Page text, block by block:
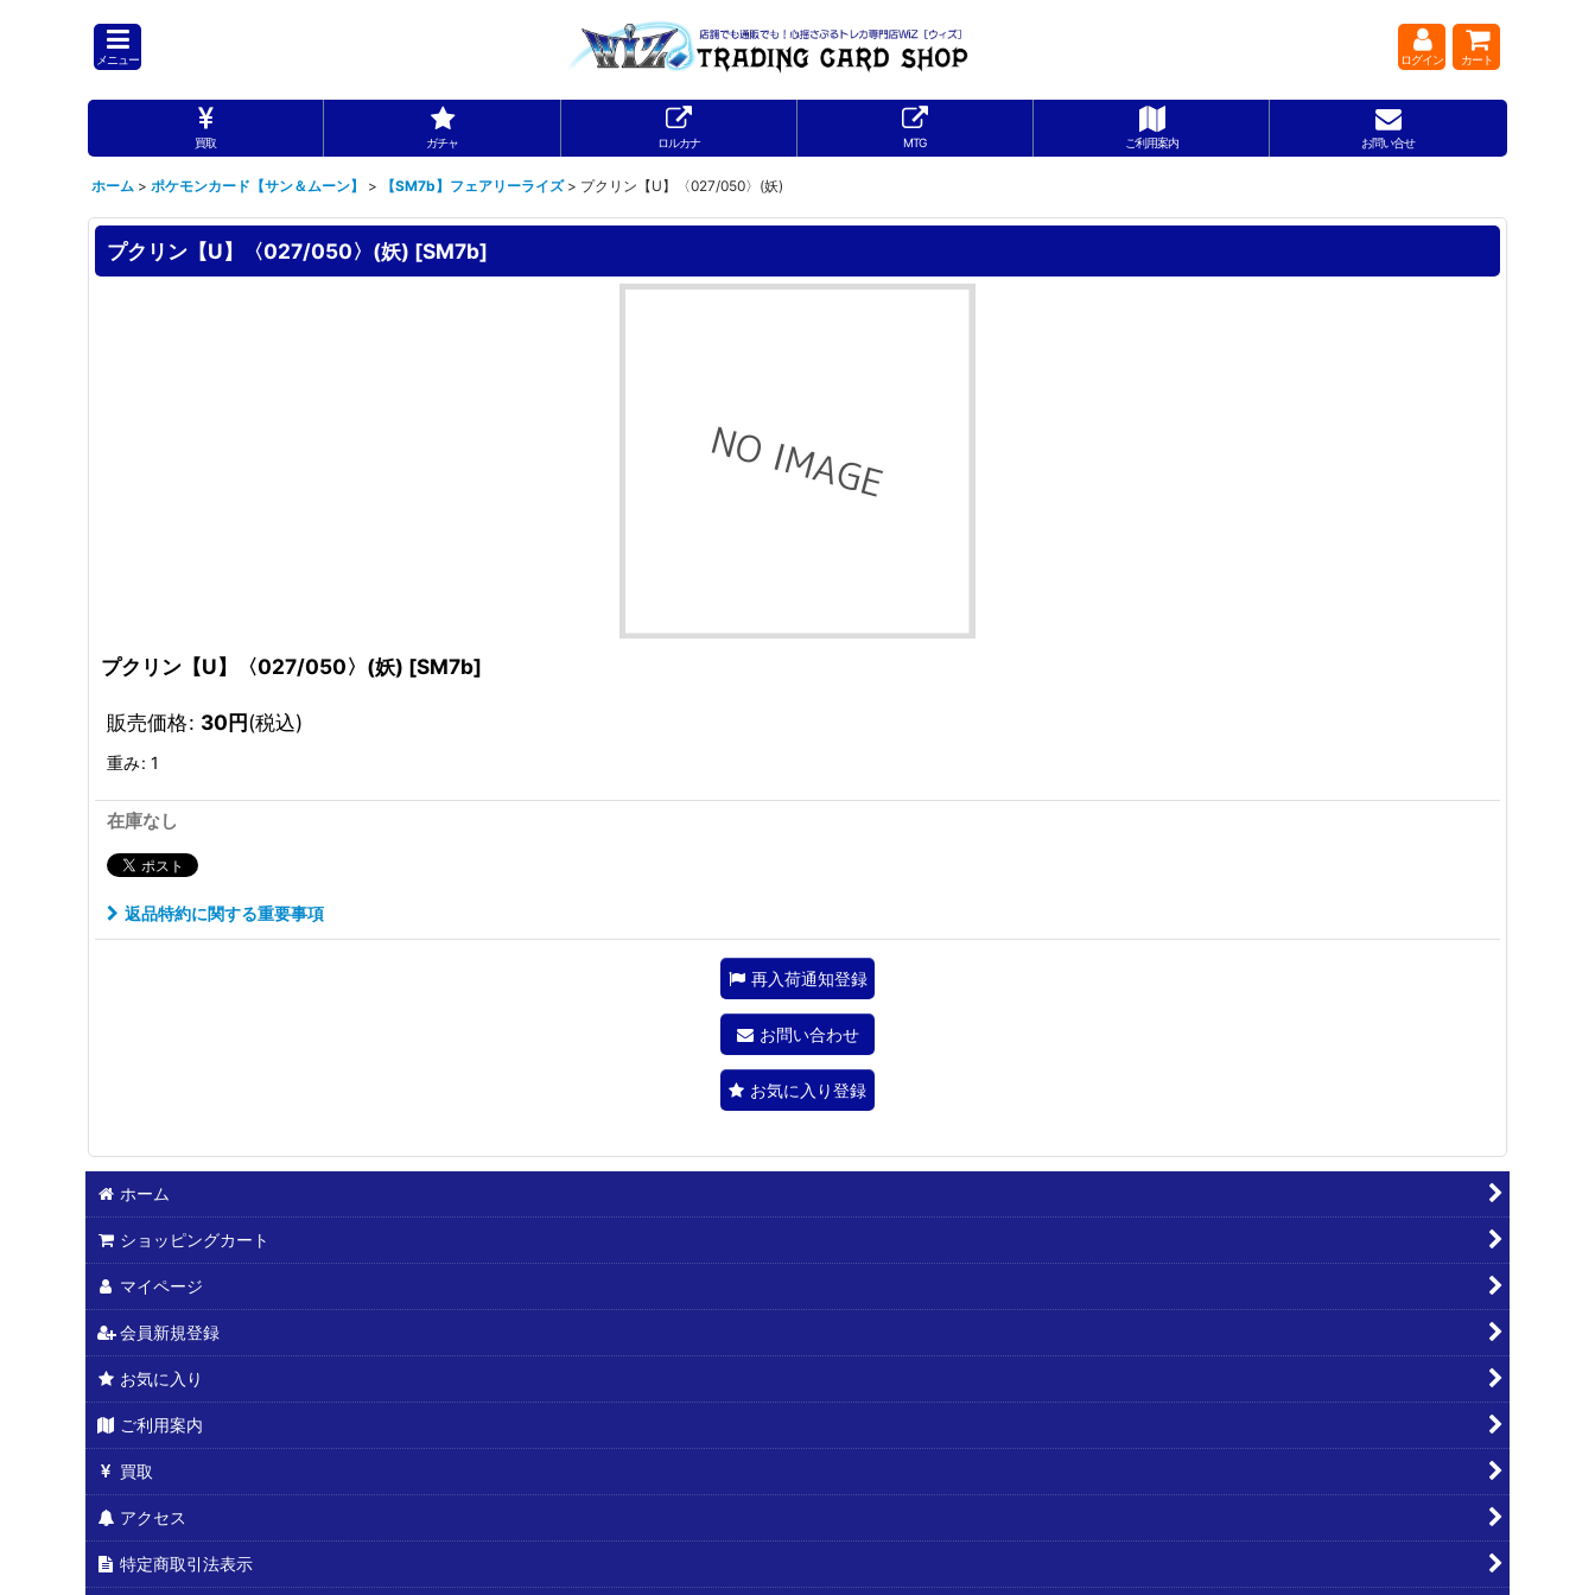
メニュー ログイン カート
買取 ガチャ ロルカナ MTG ご利用案内 お問い合せ
ホーム > ポケモンカード【サン＆ムーン】 > 【SM7b】フェアリーライズ > プクリン【U】〈027/050〉(妖)
プクリン【U】〈027/050〉(妖) [SM7b]
プクリン【U】〈027/050〉(妖) [SM7b]
販売価格: 30円(税込)
重み: 1
在庫なし
返品特約に関する重要事項
再入荷通知登録
お問い合わせ
お気に入り登録
ホーム
ショッピングカート
マイページ
会員新規登録
お気に入り
ご利用案内
買取
アクセス
特定商取引法表示